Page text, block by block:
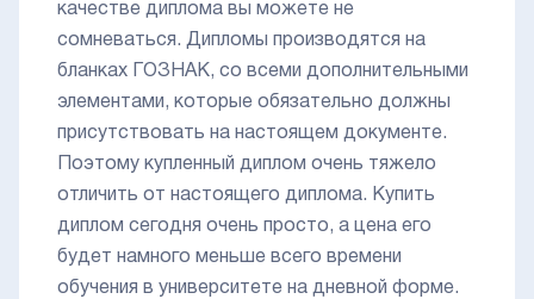
качестве диплома вы можете не
сомневаться. Дипломы производятся на
бланках ГОЗНАК, со всеми дополнительными
элементами, которые обязательно должны
присутствовать на настоящем документе.
Поэтому купленный диплом очень тяжело
отличить от настоящего диплома. Купить
диплом сегодня очень просто, а цена его
будет намного меньше всего времени
обучения в университете на дневной форме.